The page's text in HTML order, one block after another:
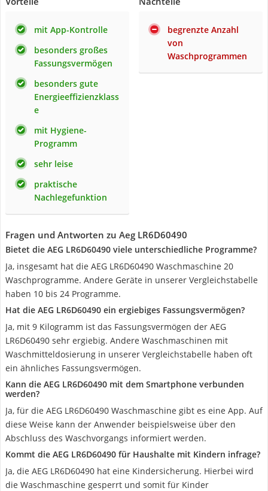
mit App-Kontrolle
besonders großes
Fassungsvermögen
besonders gute
Energieeffizienzklass
e
mit Hygiene-
Programm
sehr leise
praktische
Nachlegefunktion
begrenzte Anzahl
von
Waschprogrammen
Fragen und Antworten zu Aeg LR6D60490
Bietet die AEG LR6D60490 viele unterschiedliche Programme?
Ja, insgesamt hat die AEG LR6D60490 Waschmaschine 20
Waschprogramme. Andere Geräte in unserer Vergleichstabelle
haben 10 bis 24 Programme.
Hat die AEG LR6D60490 ein ergiebiges Fassungsvermögen?
Ja, mit 9 Kilogramm ist das Fassungsvermögen der AEG
LR6D60490 sehr ergiebig. Andere Waschmaschinen mit
Waschmitteldosierung in unserer Vergleichstabelle haben oft
ein ähnliches Fassungsvermögen.
Kann die AEG LR6D60490 mit dem Smartphone verbunden
werden?
Ja, für die AEG LR6D60490 Waschmaschine gibt es eine App. Auf
diese Weise kann der Anwender beispielsweise über den
Abschluss des Waschvorgangs informiert werden.
Kommt die AEG LR6D60490 für Haushalte mit Kindern infrage?
Ja, die AEG LR6D60490 hat eine Kindersicherung. Hierbei wird
die Waschmaschine gesperrt und somit für Kinder